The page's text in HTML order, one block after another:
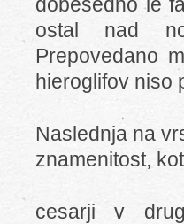
ostal nad
Prepovedano
hieroglifov niso
Naslednja na
znamenitost,
cesarji v